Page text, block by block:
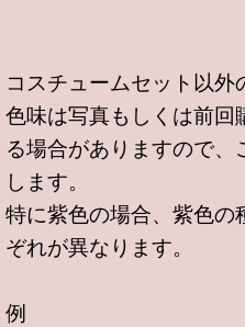
コスチュームセット以外
色味は写真もしくは前回
る場合がありますので
します。
特に紫色の場合、紫色の
ぞれが異なります。
例